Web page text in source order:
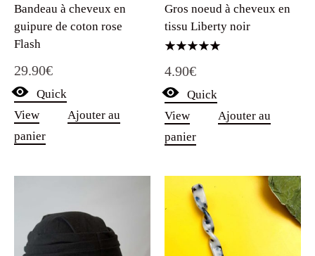
Bandeau à cheveux en
guipure de coton rose
Flash
29.90€
Quick
View
Ajouter au
panier
Gros noeud à cheveux en
tissu Liberty noir
5.00
4.90€
Quick
View
Ajouter au
panier